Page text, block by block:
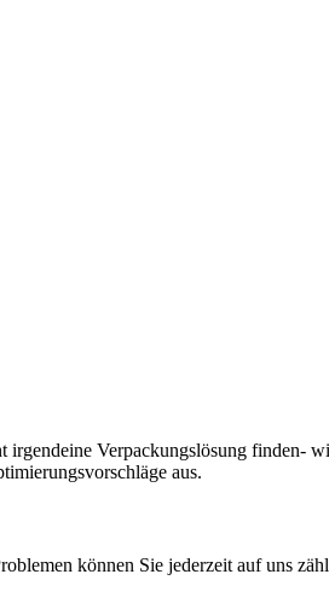
Verpackungslösung
aus.
können Sie jederzeit auf uns